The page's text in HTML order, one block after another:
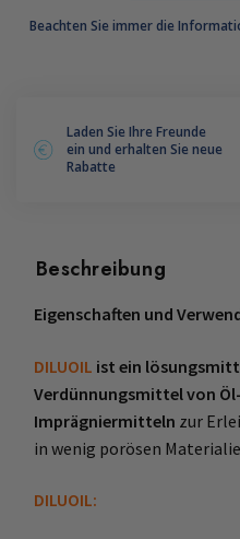
Beachten Sie immer die
Laden Sie Ihre Freunde
ein und erhalten Sie neue
Rabatte
Beschreibung
Eigenschaften und
DILUOIL ist ein
Verdünnungsmittel von
Imprägniermitteln zur
in wenig porösen
DILUOIL: